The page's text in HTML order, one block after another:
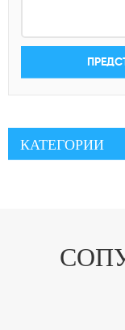
КАТЕГОРИИ